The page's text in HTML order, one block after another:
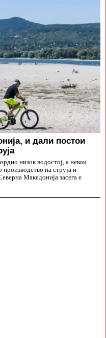
и дали постои
низок водостој, а некои
производство на струја и
Македонија засега е